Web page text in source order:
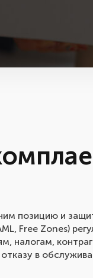
позицию и
Free Zones)
налогам,
в